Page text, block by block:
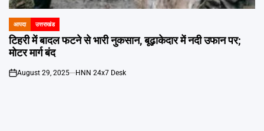
POSTED
IN
आपदा उत्तराखंड
टिहरी में बादल फटने से भारी नुकसान, बूढ़ाकेदार में नदी उफान पर;
मोटर मार्ग बंद
on
August 29, 2025 HNN 24x7 Desk